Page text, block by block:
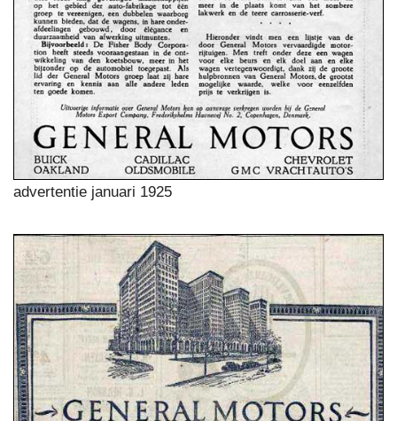
advertentie januari 1925